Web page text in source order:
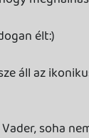
igazán örültem.
már
látszik, hogy
őket a sztoriba,